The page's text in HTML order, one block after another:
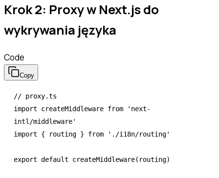
Krok 2: Proxy w Next.js do
wykrywania języka
Code
Copy
// proxy.ts
import createMiddleware from 'next-
intl/middleware'
import { routing } from './i18n/routing'
export default createMiddleware(routing)